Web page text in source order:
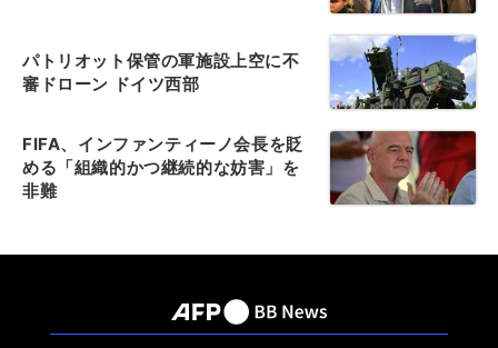
パトリオット保管の軍施設上空に不
審ドローン ドイツ西部
FIFA、インファンティーノ会長を貶
める「組織的かつ継続的な妨害」を
非難